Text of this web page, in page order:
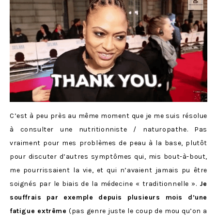
C’est à peu près au même moment que je me suis résolue
à consulter une nutritionniste / naturopathe. Pas
vraiment pour mes problèmes de peau à la base, plutôt
pour discuter d’autres symptômes qui, mis bout-à-bout,
me pourrissaient la vie, et qui n’avaient jamais pu être
soignés par le biais de la médecine « traditionnelle ». Je
souffrais par exemple depuis plusieurs mois d’une
fatigue extrême (pas genre juste le coup de mou qu’on a